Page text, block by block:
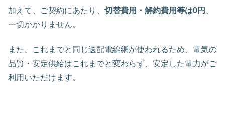
加えて、ご契約にあたり、 切替費用・解約費用等は0円
一切かかりません。
また、これまでと同じ送配電線網が使われるため、電気の
品質・安定供給はこれまでと変わらず、安定した電力がご
利用いただけます。